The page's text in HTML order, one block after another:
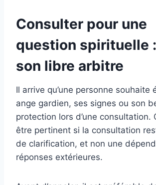
Consulter pour une
question spirituelle
son libre arbitre
Il arrive qu’une personne souhaite
ange gardien, ses signes ou son
protection lors d’une consultation.
être pertinent si la consultation
de clarification, et non une
réponses extérieures.